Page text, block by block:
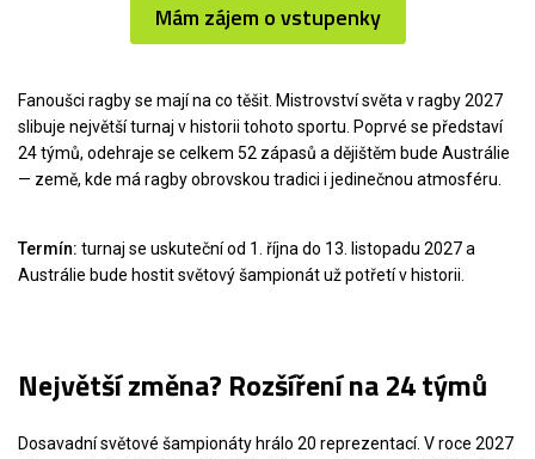
Mám zájem o vstupenky
Fanoušci ragby se mají na co těšit. Mistrovství světa v ragby 2027
slibuje největší turnaj v historii tohoto sportu. Poprvé se představí
24 týmů, odehraje se celkem 52 zápasů a dějištěm bude Austrálie
— země, kde má ragby obrovskou tradici i jedinečnou atmosféru.
Termín: turnaj se uskuteční od 1. října do 13. listopadu 2027 a
Austrálie bude hostit světový šampionát už potřetí v historii.
Největší změna? Rozšíření na 24 týmů
Dosavadní světové šampionáty hrálo 20 reprezentací. V roce 2027